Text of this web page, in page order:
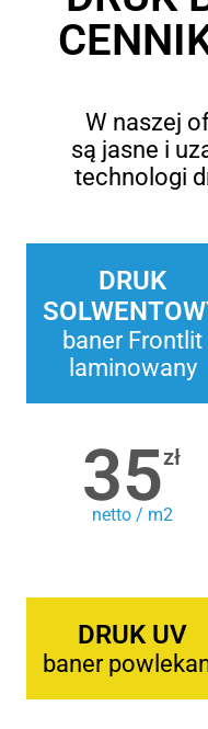
W naszej
są jasne i
technologi
DRUK
baner Frontlit
laminowany
35zł
netto / m2
DRUK UV
baner